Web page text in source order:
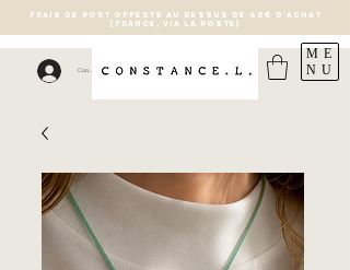
Connexion
FRAIS DE PORT OFFERTS AU DESSUS DE 40€ D'ACHAT
(France, via la poste)
ME
NU